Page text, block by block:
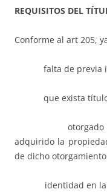
REQUISITOS DEL TÍ
Conforme al art 205,
falta de previa
que exista título
otorgado por
adquirido la
de dicho
identidad en la